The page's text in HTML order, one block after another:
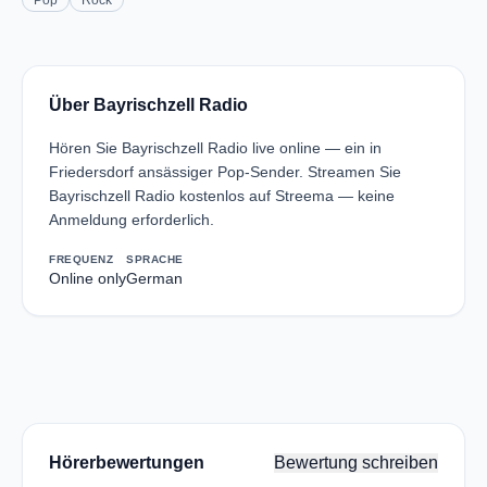
Über Bayrischzell Radio
Hören Sie Bayrischzell Radio live online — ein in
Friedersdorf ansässiger Pop-Sender. Streamen Sie
Bayrischzell Radio kostenlos auf Streema — keine
Anmeldung erforderlich.
FREQUENZ
Online only
SPRACHE
German
Hörerbewertungen Bewertung schreiben